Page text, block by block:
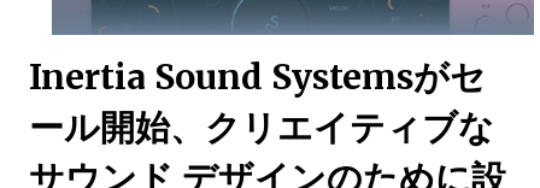
Inertia Sound Systemsがセ
ール開始、クリエイティブな
サウンド デザインのために設